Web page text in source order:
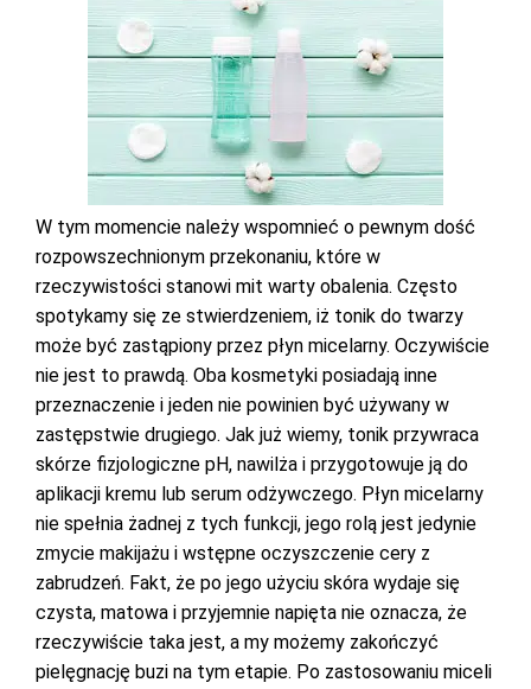
W tym momencie należy wspomnieć o pewnym dość
rozpowszechnionym przekonaniu, które w
rzeczywistości stanowi mit warty obalenia. Często
spotykamy się ze stwierdzeniem, iż tonik do twarzy
może być zastąpiony przez płyn micelarny. Oczywiście
nie jest to prawdą. Oba kosmetyki posiadają inne
przeznaczenie i jeden nie powinien być używany w
zastępstwie drugiego. Jak już wiemy, tonik przywraca
skórze fizjologiczne pH, nawilża i przygotowuje ją do
aplikacji kremu lub serum odżywczego. Płyn micelarny
nie spełnia żadnej z tych funkcji, jego rolą jest jedynie
zmycie makijażu i wstępne oczyszczenie cery z
zabrudzeń. Fakt, że po jego użyciu skóra wydaje się
czysta, matowa i przyjemnie napięta nie oznacza, że
rzeczywiście taka jest, a my możemy zakończyć
pielęgnację buzi na tym etapie. Po zastosowaniu miceli